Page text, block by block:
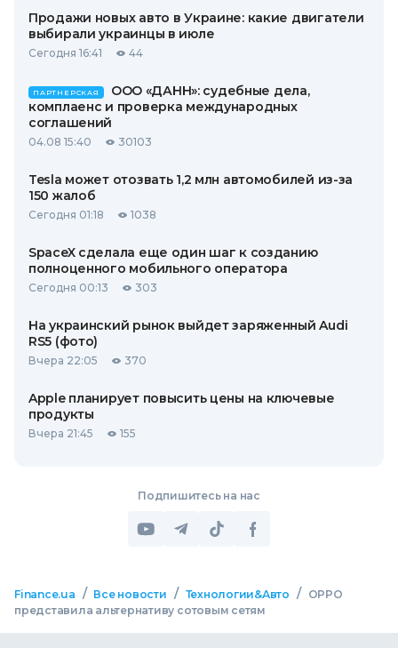
Продажи новых авто в Украине: какие двигатели
выбирали украинцы в июле
Сегодня 16:41 44
ПАРТНЕРСКАЯ
ООО «ДАНН»: судебные дела,
комплаенс и проверка международных
соглашений
04.08 15:40 30103
Tesla может отозвать 1,2 млн автомобилей из-за
150 жалоб
Сегодня 01:18 1038
SpaceX сделала еще один шаг к созданию
полноценного мобильного оператора
Сегодня 00:13 303
На украинский рынок выйдет заряженный Audi
RS5 (фото)
Вчера 22:05 370
Apple планирует повысить цены на ключевые
продукты
Вчера 21:45 155
Подпишитесь на нас
Finance.ua / Все новости / Технологии&Авто /
OPPO
представила альтернативу сотовым сетям